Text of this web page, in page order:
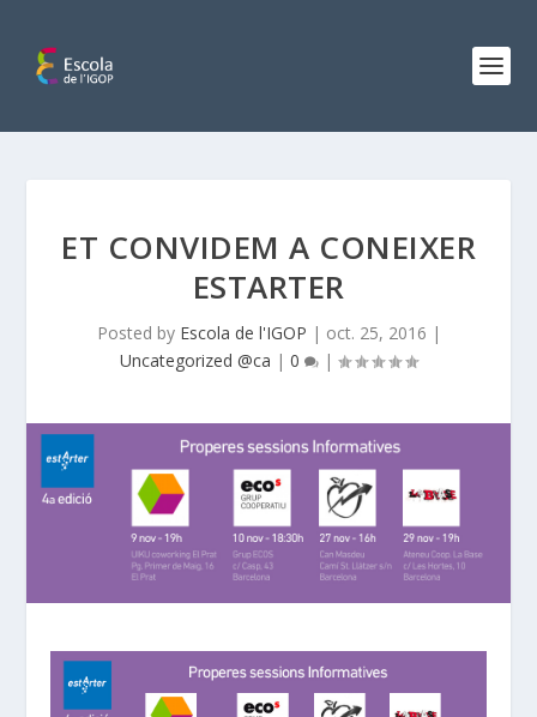
ET CONVIDEM A CONEIXER
ESTARTER
Posted by Escola de l'IGOP | oct. 25, 2016 |
Uncategorized @ca | 0 |